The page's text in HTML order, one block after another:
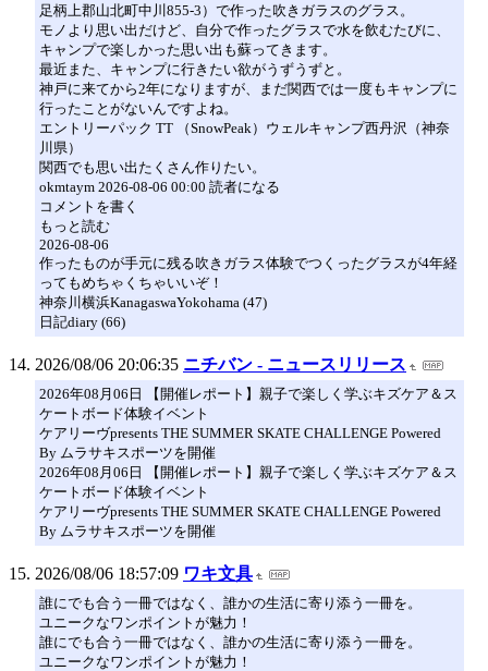
足柄上郡山北町中川855-3）で作った吹きガラスのグラス。
モノより思い出だけど、自分で作ったグラスで水を飲むたびに、
キャンプで楽しかった思い出も蘇ってきます。
最近また、キャンプに行きたい欲がうずうずと。
神戸に来てから2年になりますが、まだ関西では一度もキャンプに
行ったことがないんですよね。
エントリーパック TT （SnowPeak）ウェルキャンプ西丹沢（神奈
川県）
関西でも思い出たくさん作りたい。
okmtaym 2026-08-06 00:00 読者になる
コメントを書く
もっと読む
2026-08-06
作ったものが手元に残る吹きガラス体験でつくったグラスが4年経
ってもめちゃくちゃいいぞ！
神奈川横浜KanagaswaYokohama (47)
日記diary (66)
2026/08/06 20:06:35 ニチバン - ニュースリリース
2026年08月06日 【開催レポート】親子で楽しく学ぶキズケア＆ス
ケートボード体験イベント
ケアリーヴpresents THE SUMMER SKATE CHALLENGE Powered
By ムラサキスポーツを開催
2026年08月06日 【開催レポート】親子で楽しく学ぶキズケア＆ス
ケートボード体験イベント
ケアリーヴpresents THE SUMMER SKATE CHALLENGE Powered
By ムラサキスポーツを開催
2026/08/06 18:57:09 ワキ文具
誰にでも合う一冊ではなく、誰かの生活に寄り添う一冊を。
ユニークなワンポイントが魅力！
誰にでも合う一冊ではなく、誰かの生活に寄り添う一冊を。
ユニークなワンポイントが魅力！